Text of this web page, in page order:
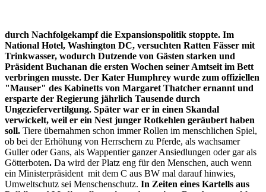
durch Nachfolgekampf die Expansionspolitik stoppte. Im
National Hotel, Washington DC, versuchten Ratten Fässer mit
Trinkwasser, wodurch Dutzende von Gästen starken und
Präsident Buchanan die ersten Wochen seiner Amtseit im Bett
verbringen musste. Der Kater Humphrey wurde zum offiziellen
"Mauser" des Kabinetts von Margaret Thatcher ernannt und
ersparte der Regierung jährlich Tausende durch
Ungeziefervertilgung. Später war er in einen Skandal
verwickelt, weil er ein Nest junger Rotkehlen geräubert haben
soll. Tiere übernahmen schon immer Rollen im menschlichen Spiel,
ob bei der Erhöhung von Herrschern zu Pferde, als wachsamer
Guller oder Gans, als Wappentier ganzer Ansiedlungen oder gar als
Götterboten. Da wird der Platz eng für den Menschen, auch wenn
ein Ministerpräsident mit dem C aus BW mal darauf hinwies,
Umweltschutz sei Menschenschutz. In Zeiten eines Kartells aus